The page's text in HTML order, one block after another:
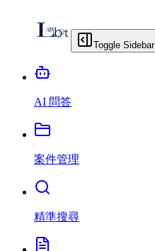
Toggle Sidebar
AI 問答
案件管理
精準搜尋